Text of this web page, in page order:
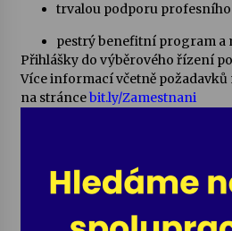
Letní koncerty ve
22. 7. 2026
Vysočinka
Ozvěny prázdnin
14. 7. 2026
trvalou podporu
pestrý benefitní program a
Přihlášky do výběrového řízení
Více informací včetně požadavků
na stráncebit.ly/Zamestnani